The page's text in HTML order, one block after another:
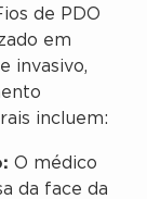
de PDO
em
invasivo,
incluem:
O médico
da face da